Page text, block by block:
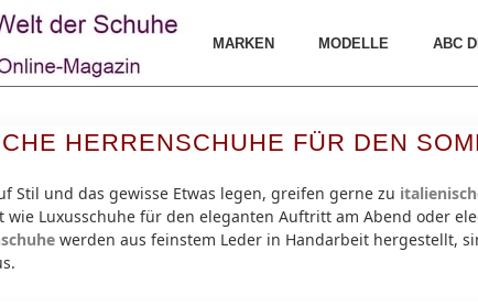
MARKEN MODELLE ABC
HERRENSCHUHE FÜR DEN
Stil und das gewisse Etwas legen, greifen gerne zu
wie Luxusschuhe für den eleganten Auftritt am Abend oder
werden aus feinstem Leder in Handarbeit hergestellt,